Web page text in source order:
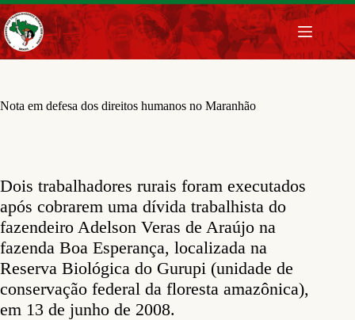
Pular
para
o
conteúdo
Nota em defesa dos direitos humanos no Maranhão
Dois trabalhadores rurais foram executados
após cobrarem uma dívida trabalhista do
fazendeiro Adelson Veras de Araújo na
fazenda Boa Esperança, localizada na
Reserva Biológica do Gurupi (unidade de
conservação federal da floresta amazônica),
em 13 de junho de 2008.